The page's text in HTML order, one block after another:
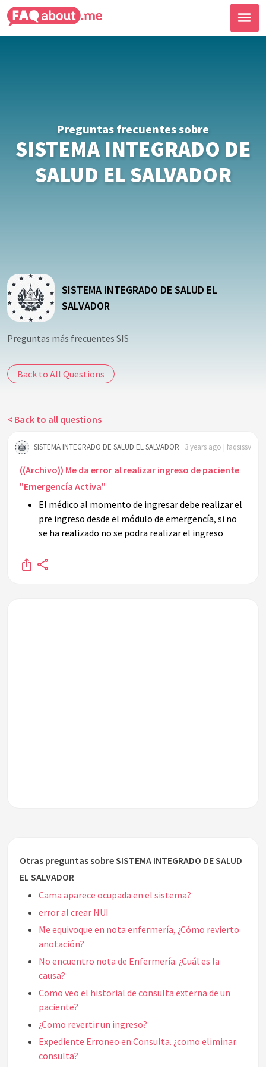
Preguntas frecuentes sobre
SISTEMA INTEGRADO DE
SALUD EL SALVADOR
SISTEMA INTEGRADO DE SALUD EL
SALVADOR
Preguntas más frecuentes SIS
Back to All Questions
< Back to all questions
SISTEMA INTEGRADO DE SALUD EL SALVADOR 3 years ago | faqsissv
((Archivo)) Me da error al realizar ingreso de paciente
"Emergencía Activa"
El médico al momento de ingresar debe realizar el
pre ingreso desde el módulo de emergencía, si no
se ha realizado no se podra realizar el ingreso
Otras preguntas sobre SISTEMA INTEGRADO DE SALUD
EL SALVADOR
Cama aparece ocupada en el sistema?
error al crear NUI
Me equivoque en nota enfermería, ¿Cómo revierto
anotación?
No encuentro nota de Enfermería. ¿Cuál es la
causa?
Como veo el historial de consulta externa de un
paciente?
¿Como revertir un ingreso?
Expediente Erroneo en Consulta. ¿como eliminar
consulta?